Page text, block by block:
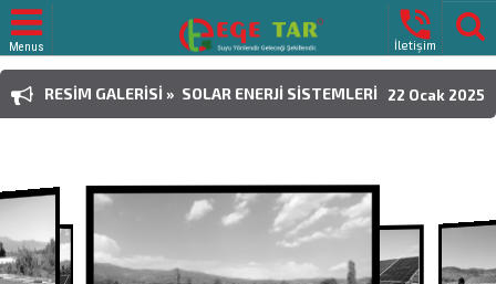
Menus

İletişim
RESIM GALERISI » SOLAR ENERJI SISTEMLERI 22 Ocak 2025